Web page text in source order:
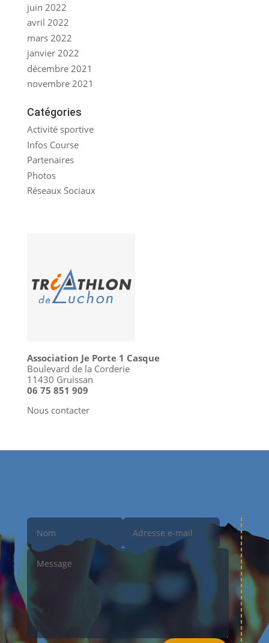
juin 2022
avril 2022
mars 2022
janvier 2022
décembre 2021
novembre 2021
Catégories
Activité sportive
Infos Course
Partenaires
Photos
Réseaux Sociaux
Association Je Porte 1 Casque
Boulevard de la Corderie
11430 Gruissan
06 75 851 909
Nous contacter